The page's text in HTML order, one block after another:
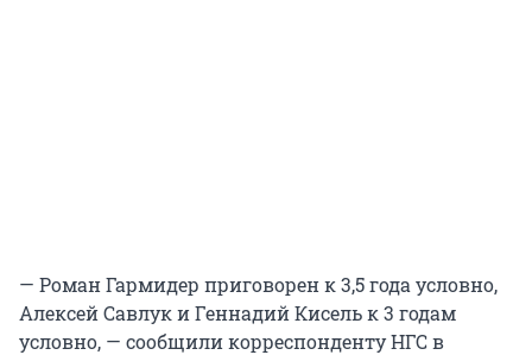
— Роман Гармидер приговорен к 3,5 года условно,
Алексей Савлук и Геннадий Кисель к 3 годам
условно, — сообщили корреспонденту НГС в